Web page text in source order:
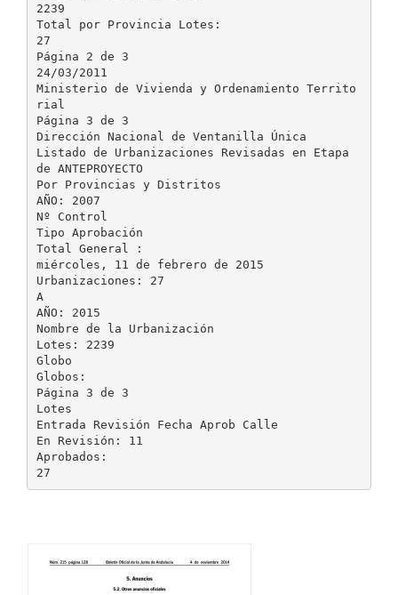
2239
Total por Provincia Lotes:
27
Página 2 de 3
24/03/2011
Ministerio de Vivienda y Ordenamiento Territo
rial
Página 3 de 3
Dirección Nacional de Ventanilla Única
Listado de Urbanizaciones Revisadas en Etapa
de ANTEPROYECTO
Por Provincias y Distritos
AÑO: 2007
Nº Control
Tipo Aprobación
Total General :
miércoles, 11 de febrero de 2015
Urbanizaciones: 27
A
AÑO: 2015
Nombre de la Urbanización
Lotes: 2239
Globo
Globos:
Página 3 de 3
Lotes
Entrada Revisión Fecha Aprob Calle
En Revisión: 11
Aprobados: